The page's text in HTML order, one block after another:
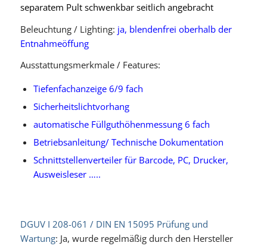
separatem Pult schwenkbar seitlich angebracht
Beleuchtung / Lighting: ja, blendenfrei oberhalb der
Entnahmeöffung
Ausstattungsmerkmale / Features:
Tiefenfachanzeige 6/9 fach
Sicherheitslichtvorhang
automatische Füllguthöhenmessung 6 fach
Betriebsanleitung/ Technische Dokumentation
Schnittstellenverteiler für Barcode, PC, Drucker,
Ausweisleser …..
DGUV I 208-061 / DIN EN 15095 Prüfung und
Wartung: Ja, wurde regelmäßig durch den Hersteller